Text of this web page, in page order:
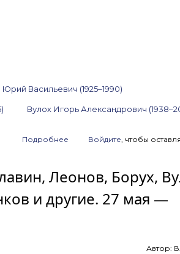
Васильевич (1925–1990)
Вулох Игорь Александрович
Подробнее
№ 319.
Краснопевцев,
Васильев (MON),
Войдите , чтобы
Леонов, Борух,
и другие. 27 мая —
Автор: